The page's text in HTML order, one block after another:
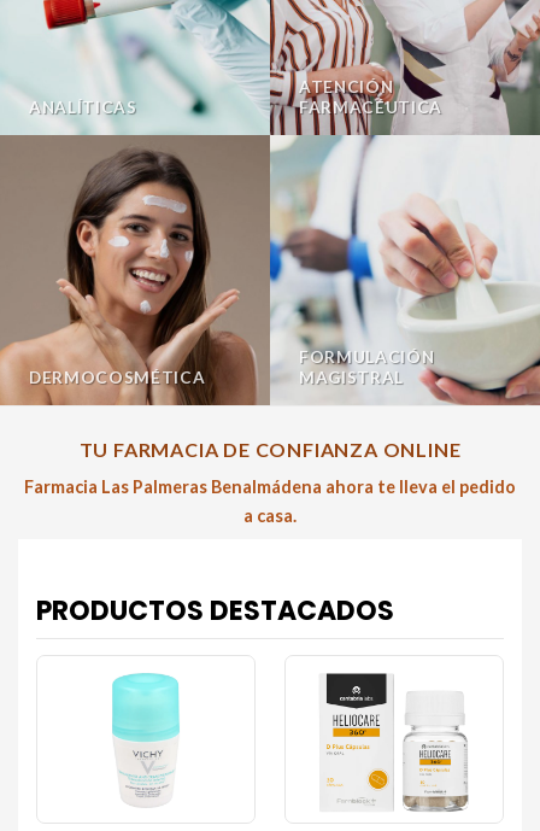
ANALÍTICAS
ATENCIÓN
FARMACÉUTICA
DERMOCOSMÉTICA
FORMULACIÓN
MAGISTRAL
TU FARMACIA DE CONFIANZA ONLINE
Farmacia Las Palmeras Benalmádena ahora te lleva el pedido
a casa.